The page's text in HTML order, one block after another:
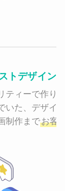
トデザイン
ティーで作り
いた、デザイ
制作までお客